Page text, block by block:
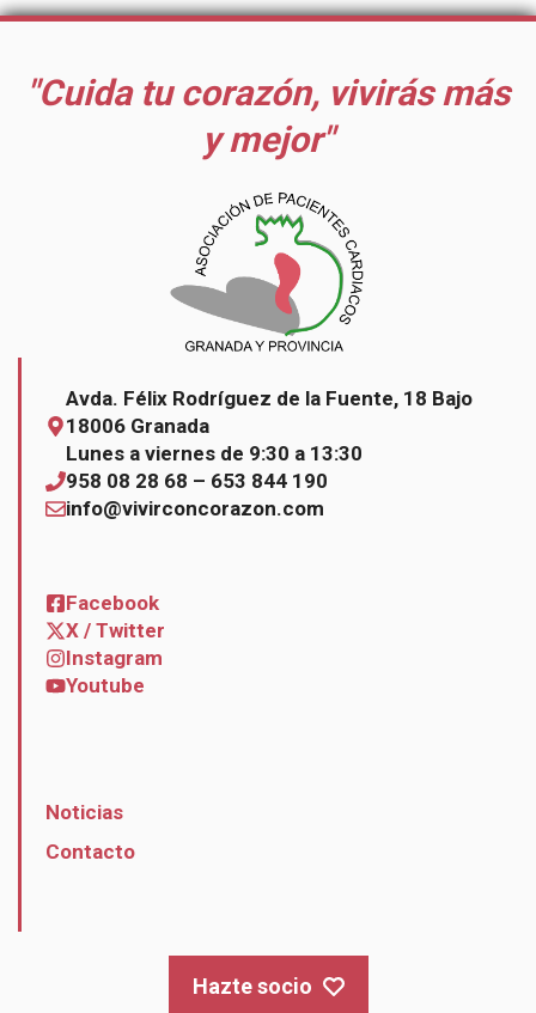
"Cuida tu corazón, vivirás más
y mejor"
Avda. Félix Rodríguez de la Fuente, 18 Bajo
18006 Granada
Lunes a viernes de 9:30 a 13:30
958 08 28 68 – 653 844 190
info@vivirconcorazon.com
Facebook
X / Twitter
Instagram
Youtube
Noticias
Contacto
Hazte socio